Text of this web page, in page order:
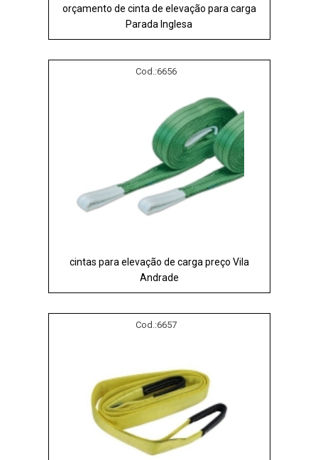
orçamento de cinta de elevação para carga
Parada Inglesa
Cod.:6656
cintas para elevação de carga preço Vila
Andrade
Cod.:6657